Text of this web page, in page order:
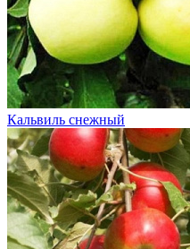
Кальвиль снежный